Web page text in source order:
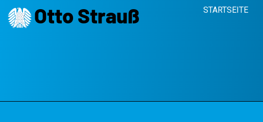
Otto Strauß STARTSEITE